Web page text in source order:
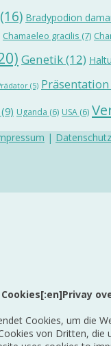
(16) Bradypodion
Chamaeleo gracilis (7)
Genetik(12)
(5) Präsentation
(9) Uganda (6) USA (6)
|
Cookies, um die
von Dritten,